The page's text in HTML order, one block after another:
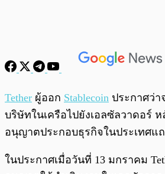
พร้อมเล่น
Tether ผู้ออก Stablecoin ประกาศว่
บริษัทในเครือไปยังเอลซัลวาดอร์
อนุญาตประกอบธุรกิจในประเทศแ
ในประกาศเมื่อวันที่ 13 มกราคม